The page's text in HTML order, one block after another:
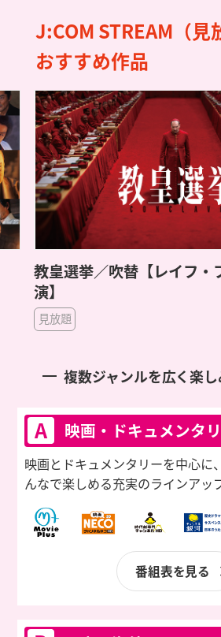
J:COM STREAM（見
おすすめ作品
ファインズ主 キングダ
複数ジャンルを広く楽
A 映画・ドキュメンタ
映画とドキュメンタリーを中心に
んなで楽しめる充実のラインアッ
番組表を見る